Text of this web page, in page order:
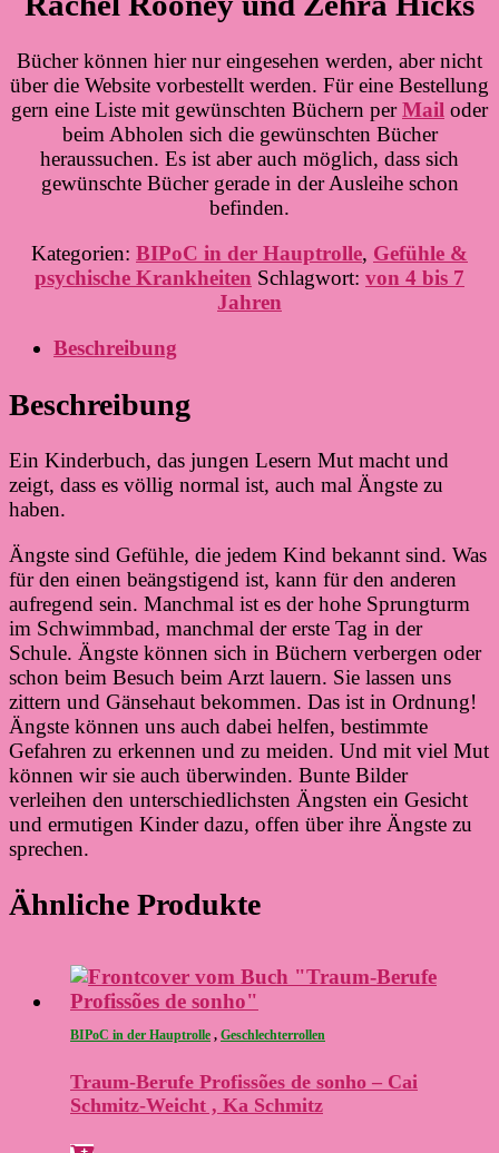
Bücher können hier nur eingesehen werden, aber nicht
über die Website vorbestellt werden. Für eine Bestellung
gern eine Liste mit gewünschten Büchern perMail oder
beim Abholen sich die gewünschten Bücher
heraussuchen. Es ist aber auch möglich, dass sich
gewünschte Bücher gerade in der Ausleihe schon
befinden.
Kategorien: BIPoC in der Hauptrolle, Gefühle &
psychische Krankheiten Schlagwort: von 4 bis 7
Jahren
Beschreibung
Beschreibung
Ein Kinderbuch, das jungen Lesern Mut macht und
zeigt, dass es völlig normal ist, auch mal Ängste zu
haben.
Ängste sind Gefühle, die jedem Kind bekannt sind. Was
für den einen beängstigend ist, kann für den anderen
aufregend sein. Manchmal ist es der hohe Sprungturm
im Schwimmbad, manchmal der erste Tag in der
Schule. Ängste können sich in Büchern verbergen oder
schon beim Besuch beim Arzt lauern. Sie lassen uns
zittern und Gänsehaut bekommen. Das ist in Ordnung!
Ängste können uns auch dabei helfen, bestimmte
Gefahren zu erkennen und zu meiden. Und mit viel Mut
können wir sie auch überwinden. Bunte Bilder
verleihen den unterschiedlichsten Ängsten ein Gesicht
und ermutigen Kinder dazu, offen über ihre Ängste zu
sprechen.
Ähnliche Produkte
BIPoC in der Hauptrolle , Geschlechterrollen
Traum-Berufe Profissões de sonho – Cai
Schmitz-Weicht , Ka Schmitz